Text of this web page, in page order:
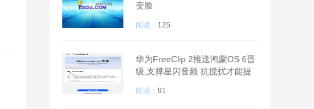
变脸
阅读： 125
华为FreeClip 2推送鸿蒙OS 6晋
级,支撑星闪音频 抗搅扰才能提
阅读： 91